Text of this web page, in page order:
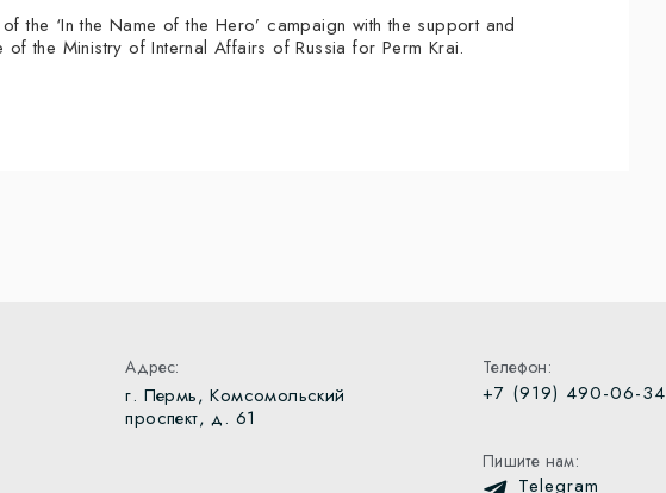
the ‘In the Name of the Hero’ campaign with the support and
the Ministry of Internal Affairs of Russia for Perm Krai.
Адрес:
г. Пермь, Комсомольский
проспект, д. 61
Телефон:
+7 (919) 490-06-34
Пишите нам:
Telegram